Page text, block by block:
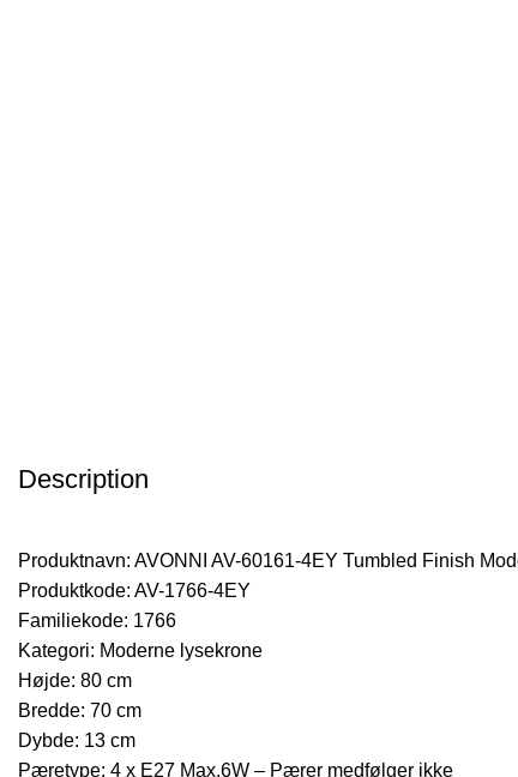
Description
Produktnavn: AVONNI AV-60161-4EY Tumbled Finish
Produktkode: AV-1766-4EY
Familiekode: 1766
Kategori: Moderne lysekrone
Højde: 80 cm
Bredde: 70 cm
Dybde: 13 cm
Pæretype: 4 x E27 Max.6W – Pærer medfølger ikke